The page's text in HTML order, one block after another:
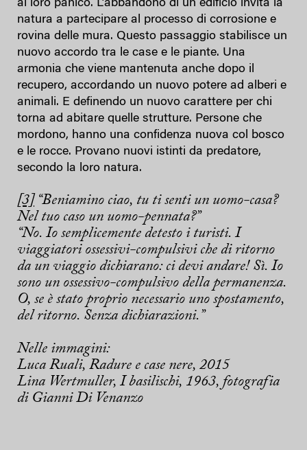
al loro panico. L’abbandono di un edificio invita la
natura a partecipare al processo di corrosione e
rovina delle mura. Questo passaggio stabilisce un
nuovo accordo tra le case e le piante. Una
armonia che viene mantenuta anche dopo il
recupero, accordando un nuovo potere ad alberi e
animali. E definendo un nuovo carattere per chi
torna ad abitare quelle strutture. Persone che
mordono, hanno una confidenza nuova col bosco
e le rocce. Provano nuovi istinti da predatore,
secondo la loro natura.
[3]“Beniamino ciao, tu ti senti un uomo-casa?
Nel tuo caso un uomo-pennata?”
“No. Io semplicemente detesto i turisti. I
viaggiatori ossessivi-compulsivi che di ritorno
da un viaggio dichiarano: ci devi andare! Sì. Io
sono un ossessivo-compulsivo della permanenza.
O, se è stato proprio necessario uno spostamento,
del ritorno. Senza dichiarazioni.”
Nelle immagini:
Luca Ruali, Radure e case nere, 2015
Lina Wertmuller, I basilischi, 1963, fotografia
di Gianni Di Venanzo